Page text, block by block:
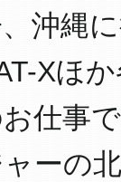
沖縄
Xほ
仕事
ーの